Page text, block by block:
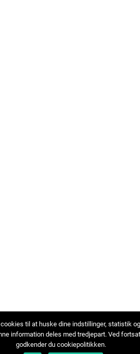
til at huske dine indstillinger, statistik
information deles med tredjepart. Ved
godkender du cookiepolitikken.